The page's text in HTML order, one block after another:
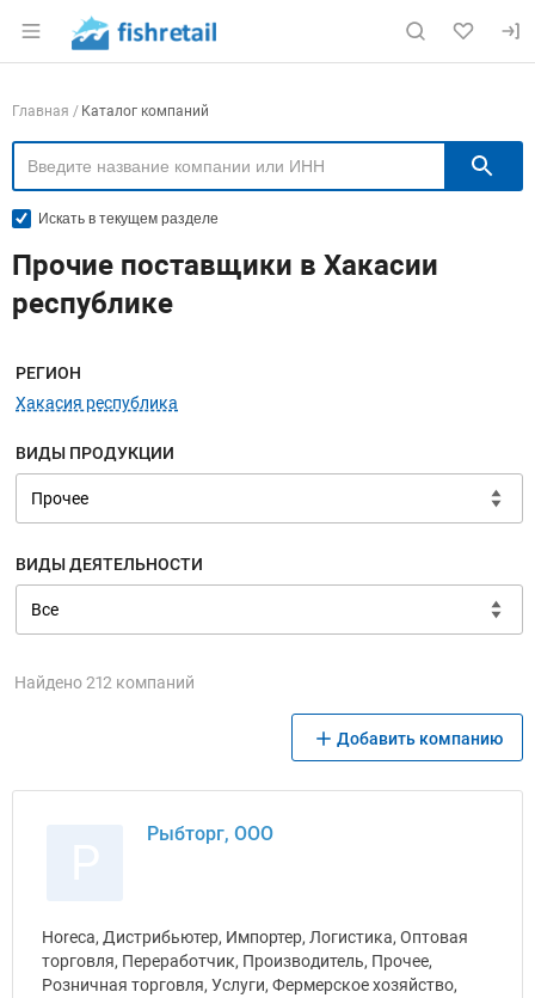
Раздел навигации по сайту fishretail.ru
Навигация по компаниям
Главная Каталог компаний
Искать в текущем разделе
Прочие поставщики в Хакасии
республике
Меню навигации
РЕГИОН
Хакасия республика
ВИДЫ ПРОДУКЦИИ
ВИДЫ ДЕЯТЕЛЬНОСТИ
Найдено 212 компаний
Добавить компанию
Рыбторг, ООО
Horeca, Дистрибьютер, Импортер, Логистика, Оптовая
торговля, Переработчик, Производитель, Прочее,
Розничная торговля, Услуги, Фермерское хозяйство,